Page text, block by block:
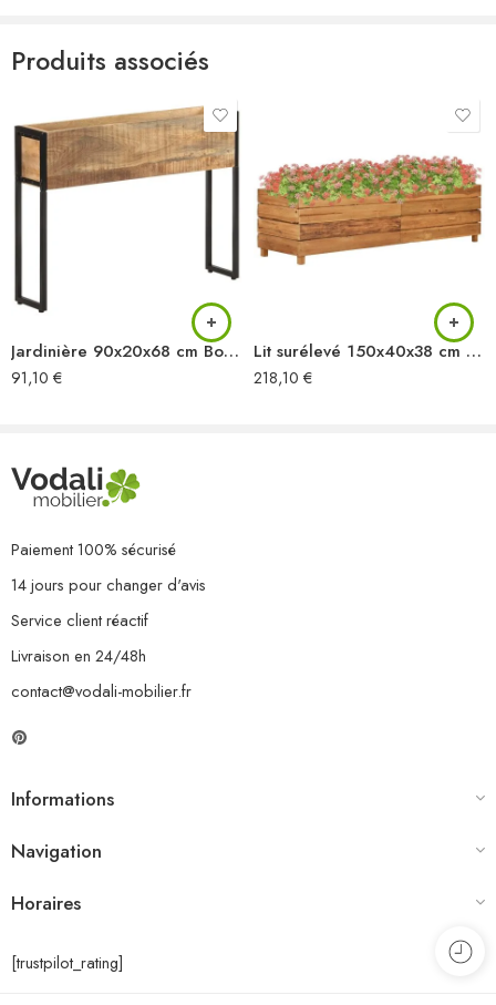
Produits associés
Jardinière 90x20x68 cm Bois de manguier brut
91,10 €
Lit surélevé 150x40x38 cm bois de teck recyclé et acier
218,10 €
Paiement 100% sécurisé
14 jours pour changer d'avis
Service client réactif
Livraison en 24/48h
contact@vodali-mobilier.fr
Informations
Navigation
Horaires
[trustpilot_rating]